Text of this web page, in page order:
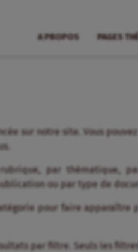
A PROPOS PAGES
sur notre site. Vous
par thématique,
ou par type de
pour faire apparaître
par filtre. Seuls les